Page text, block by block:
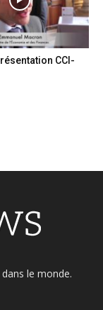
CCI-
le monde.